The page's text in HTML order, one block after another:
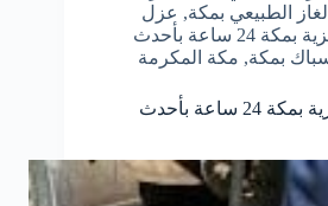
الطبيعي بمكة, عزل
بيارات حي العزيزية بمكة 24 ساعة بأحدث
بمكة, مكة المكرمة
عزل بيارات حي العزيزية بمكة 24 ساعة بأحدث